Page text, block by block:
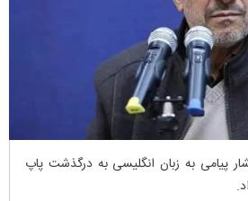
پیامی به زبان انگلیسی به درگذشت پاپ